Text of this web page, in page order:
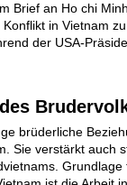
Brief an Ho chi
in Vietnam
der USA-
brüderliche
Sie verstärkt auch
Grundlage